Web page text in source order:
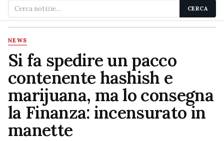
Cerca
nel
sito
CERCA
NEWS
Si fa spedire un pacco
contenente hashish e
marijuana, ma lo consegna
la Finanza: incensurato in
manette